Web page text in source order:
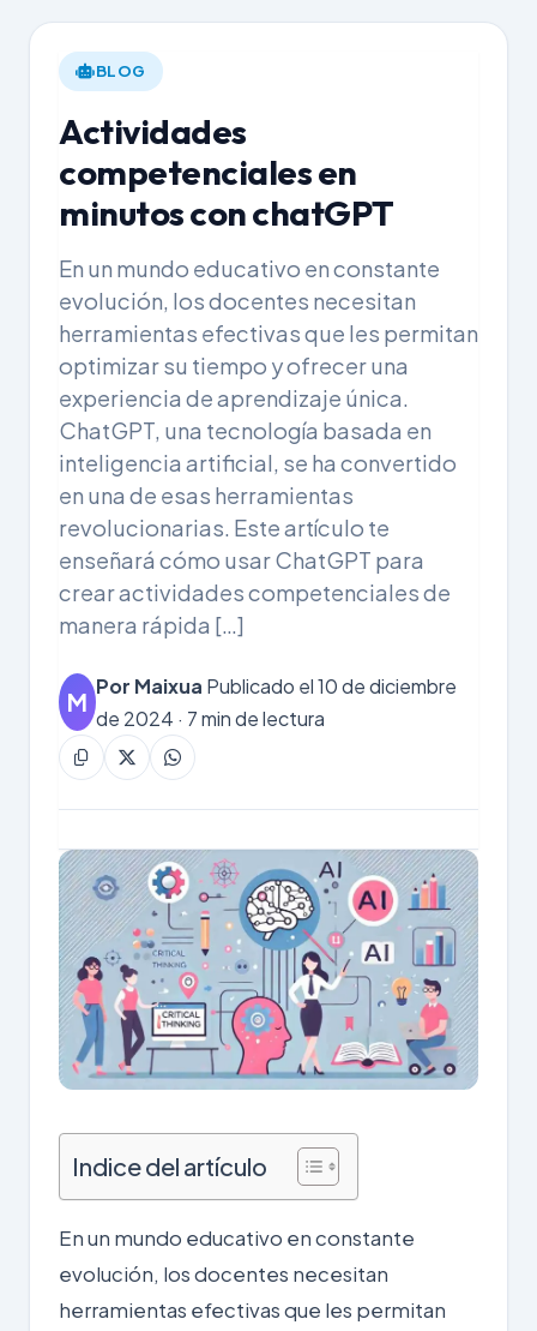
BLOG
Actividades
competenciales en
minutos con chatGPT
En un mundo educativo en constante
evolución, los docentes necesitan
herramientas efectivas que les permitan
optimizar su tiempo y ofrecer una
experiencia de aprendizaje única.
ChatGPT, una tecnología basada en
inteligencia artificial, se ha convertido
en una de esas herramientas
revolucionarias. Este artículo te
enseñará cómo usar ChatGPT para
crear actividades competenciales de
manera rápida […]
M
Por Maixua Publicado el 10 de diciembre
de 2024 · 7 min de lectura
Indice del artículo
En un mundo educativo en constante
evolución, los docentes necesitan
herramientas efectivas que les permitan